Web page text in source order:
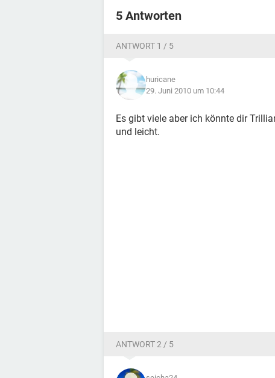
5 Antworten
ANTWORT 1 / 5
huricane
29. Juni 2010 um 10:44
Es gibt viele aber ich könnte dir
und leicht.
ANTWORT 2 / 5